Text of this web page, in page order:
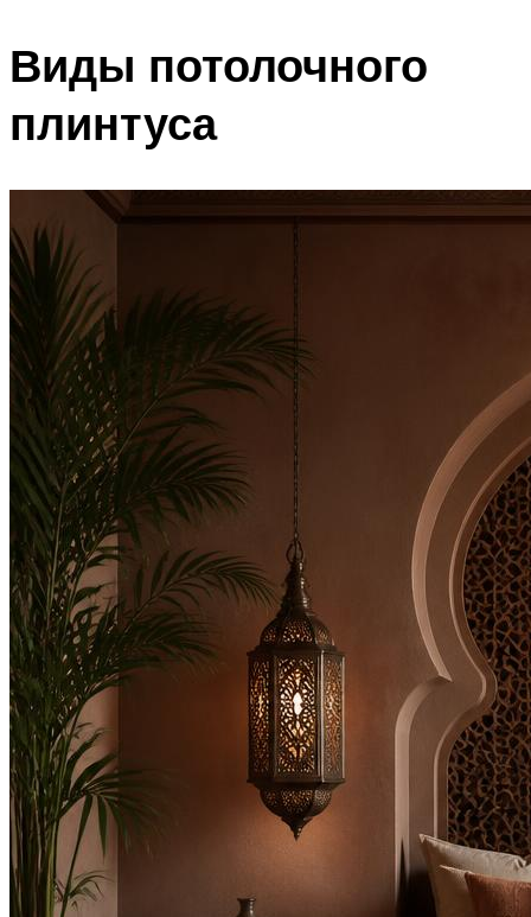
Виды потолочного
плинтуса